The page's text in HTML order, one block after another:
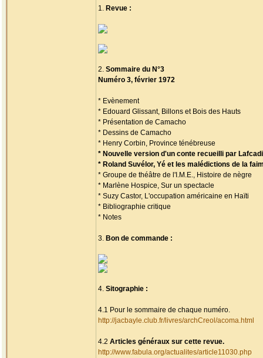
1. Revue :
2. Sommaire du N°3
Numéro 3, février 1972
* Evènement
* Edouard Glissant, Billons et Bois des Hauts
* Présentation de Camacho
* Dessins de Camacho
* Henry Corbin, Province ténébreuse
* Nouvelle version d'un conte recueilli par
* Roland Suvélor, Yé et les malédictions de la
* Groupe de théâtre de l'I.M.E., Histoire de nègre
* Marlène Hospice, Sur un spectacle
* Suzy Castor, L'occupation américaine en Haïti
* Bibliographie critique
* Notes
3. Bon de commande :
4. Sitographie :
4.1 Pour le sommaire de chaque numéro.
http://jacbayle.club.fr/livres/archCreol/acoma.html
4.2 Articles généraux sur cette revue.
http://www.fabula.org/actualites/article11030.php